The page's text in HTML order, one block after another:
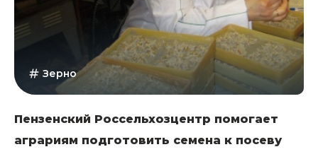
Зерно
Пензенский Россельхозцентр помогает
аграриям подготовить семена к посеву